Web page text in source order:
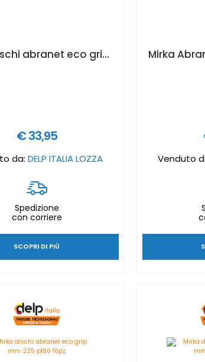
Mirka dischi abranet eco grip mm 150 p320 10pz
€ 33,95
da: DELP ITALIA LOZZA
Spedizione
con corriere
SCOPRI DI PIÙ
Venduto